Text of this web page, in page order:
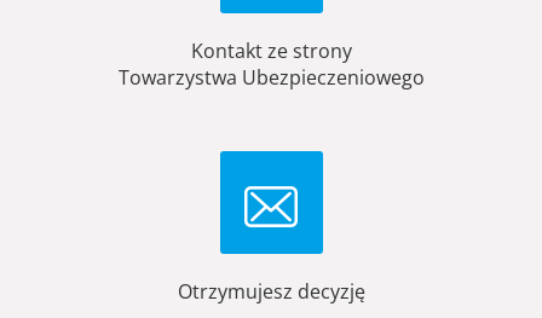
Kontakt ze strony
Towarzystwa Ubezpieczeniowego
Otrzymujesz decyzję